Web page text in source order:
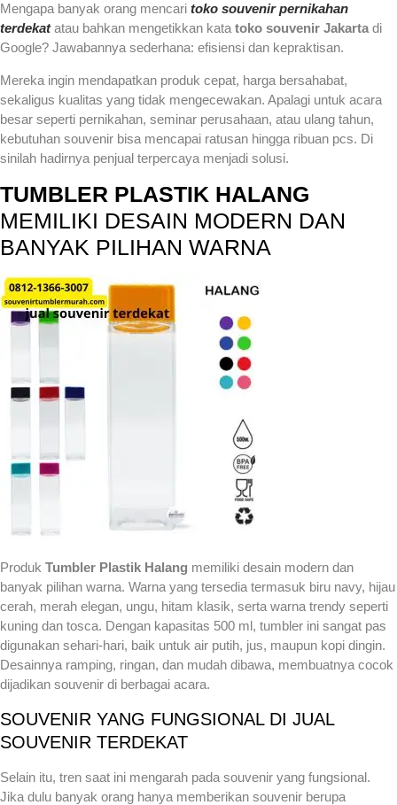
Mengapa banyak orang mencari toko souvenir pernikahan
terdekatatau bahkan mengetikkan kata toko souvenir Jakarta di
Google? Jawabannya sederhana: efisiensi dan kepraktisan.
Mereka ingin mendapatkan produk cepat, harga bersahabat,
sekaligus kualitas yang tidak mengecewakan. Apalagi untuk acara
besar seperti pernikahan, seminar perusahaan, atau ulang tahun,
kebutuhan souvenir bisa mencapai ratusan hingga ribuan pcs. Di
sinilah hadirnya penjual terpercaya menjadi solusi.
TUMBLER PLASTIK HALANG
MEMILIKI DESAIN MODERN DAN
BANYAK PILIHAN WARNA
Produk Tumbler Plastik Halang memiliki desain modern dan
banyak pilihan warna. Warna yang tersedia termasuk biru navy, hijau
cerah, merah elegan, ungu, hitam klasik, serta warna trendy seperti
kuning dan tosca. Dengan kapasitas 500 ml, tumbler ini sangat pas
digunakan sehari-hari, baik untuk air putih, jus, maupun kopi dingin.
Desainnya ramping, ringan, dan mudah dibawa, membuatnya cocok
dijadikan souvenir di berbagai acara.
SOUVENIR YANG FUNGSIONAL DI JUAL
SOUVENIR TERDEKAT
Selain itu, tren saat ini mengarah pada souvenir yang fungsional.
Jika dulu banyak orang hanya memberikan souvenir berupa